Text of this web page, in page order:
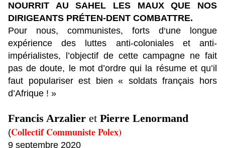
NOURRIT AU SAHEL LES MAUX QUE NOS
DIRIGEANTS PRÉTEN-DENT COMBATTRE.
Pour nous, communistes, forts d‘une longue
expérience des luttes anti-coloniales et anti-
impérialistes, l’objectif de cette campagne ne fait
pas de doute, le mot d’ordre qui la résume et qu’il
faut populariser est bien « soldats français hors
d’Afrique ! »
Francis Arzalier et Pierre Lenormand
(Collectif Communiste Polex)
9 septembre 2020